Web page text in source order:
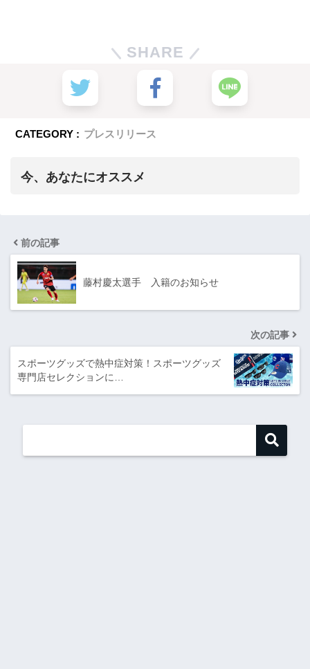
SHARE
CATEGORY : プレスリリース
今、あなたにオススメ
前の記事
藤村慶太選手 入籍のお知らせ
次の記事
スポーツグッズで熱中症対策！スポーツグッズ
専門店セレクションに…